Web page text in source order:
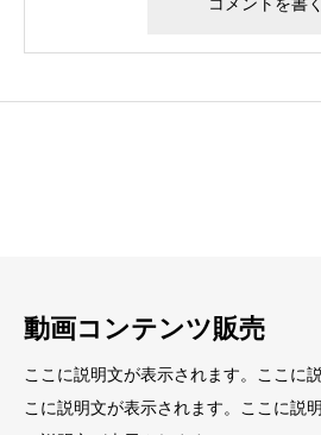
動画コンテンツ販売
ここに説明文が表示されます。ここに
こに説明文が表示されます。ここに説